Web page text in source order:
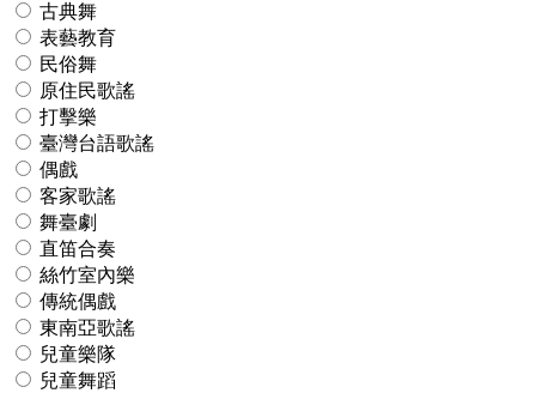
古典舞
表藝教育
民俗舞
原住民歌謠
打擊樂
臺灣台語歌謠
偶戲
客家歌謠
舞臺劇
直笛合奏
絲竹室內樂
傳統偶戲
東南亞歌謠
兒童樂隊
兒童舞蹈